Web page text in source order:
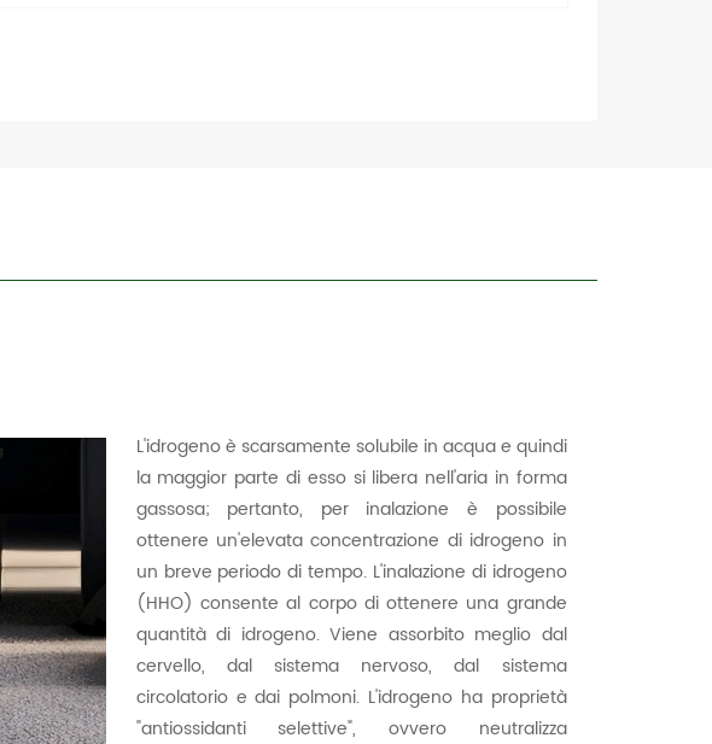
L'idrogeno è scarsamente solubile in acqua e quindi
la maggior parte di esso si libera nell'aria in forma
gassosa; pertanto, per inalazione è possibile
ottenere un'elevata concentrazione di idrogeno in
un breve periodo di tempo. L'inalazione di idrogeno
(HHO) consente al corpo di ottenere una grande
quantità di idrogeno. Viene assorbito meglio dal
cervello, dal sistema nervoso, dal sistema
circolatorio e dai polmoni. L'idrogeno ha proprietà
"antiossidanti selettive", ovvero neutralizza